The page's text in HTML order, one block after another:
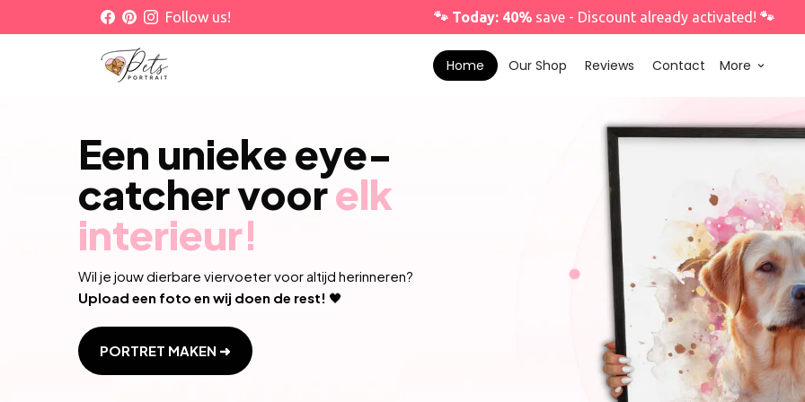
to
Follow us! 🐾 Today: 40% save - Discount already activated! 🐾
Home Our Shop Reviews Contact More keyboard_arrow_down
Een unieke eye-
catcher voorelk
interieur!
Wil je jouw dierbare viervoeter voor altijd herinneren?
Upload een foto en wij doen de rest! 🖤
PORTRET MAKEN ➜